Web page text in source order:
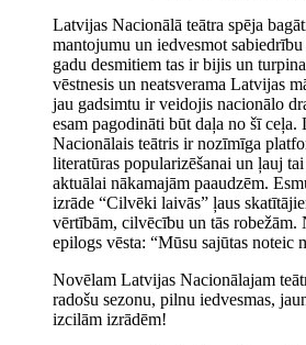
Latvijas Nacionālā teātra spēja
mantojumu un iedvesmot
gadu desmitiem tas ir bijis un
vēstnesis un neatsverama Latvijas
jau gadsimtu ir veidojis nacionālo
esam pagodināti būt daļa no šī ceļa.
Nacionālais teātris ir nozīmīga
literatūras popularizēšanai un ļauj
aktuālai nākamajām paaudzēm.
izrāde “Cilvēki laivās” ļaus
vērtībām, cilvēcību un tās robežām.
epilogs vēsta: “Mūsu sajūtas noteic
Novēlam Latvijas Nacionālajam
radošu sezonu, pilnu iedvesmas,
izcilām izrādēm!